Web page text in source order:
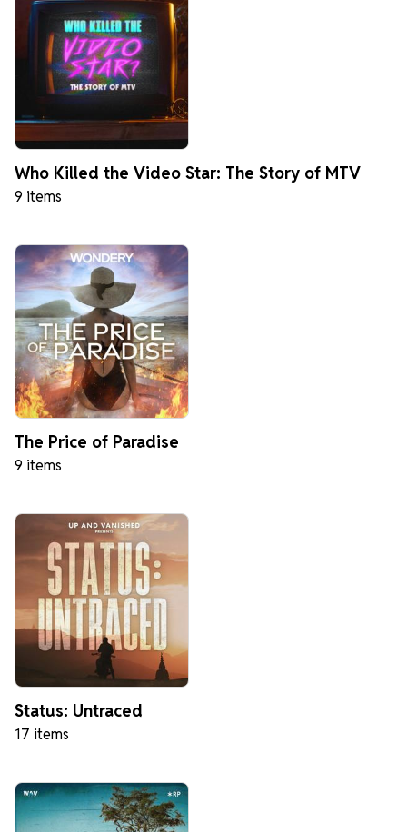
Who Killed the Video Star: The Story of MTV
9 items
The Price of Paradise
9 items
Status: Untraced
17 items